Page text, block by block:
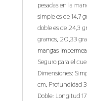
pesadas en la
simple es de 14,7
doble es de 24,3
gramos, 20,33
mangas
Seguro para el
Dimensiones:
cm, Profundidad
Doble: Longitud 17,